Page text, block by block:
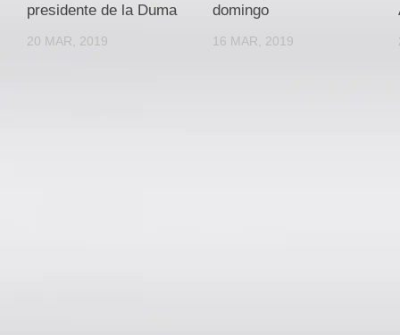
presidente de la Duma
20 MAR, 2019
domingo
16 MAR, 2019